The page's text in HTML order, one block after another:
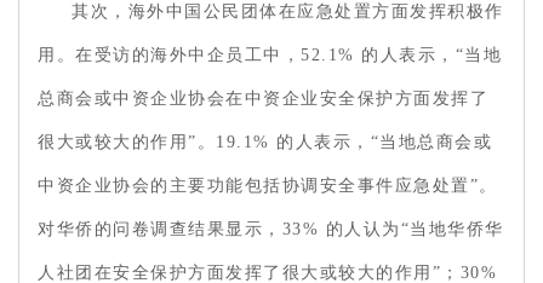
其次，海外中国公民团体在应急处置方面发挥积极作
用。在受访的海外中企员工中，52.1% 的人表示，“当地
总商会或中资企业协会在中资企业安全保护方面发挥了
很大或较大的作用”。19.1% 的人表示，“当地总商会或
中资企业协会的主要功能包括协调安全事件应急处置”。
对华侨的问卷调查结果显示，33% 的人认为“当地华侨华
人社团在安全保护方面发挥了很大或较大的作用”；30%